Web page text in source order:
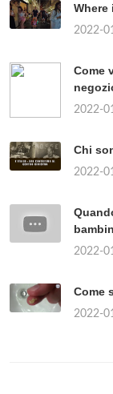
Where
2022-
Come
2022-
Chi
2022-
2022-
Come
2022-